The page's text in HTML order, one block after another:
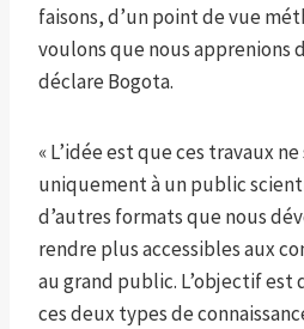
faisons, d’un point de vue
voulons que nous apprenions
déclare Bogota.
« L’idée est que ces travaux ne
uniquement à un public
d’autres formats que nous
rendre plus accessibles aux
au grand public. L’objectif est
ces deux types de